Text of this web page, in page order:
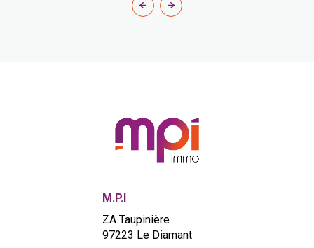
M.P.I
ZA Taupinière
97223 Le Diamant